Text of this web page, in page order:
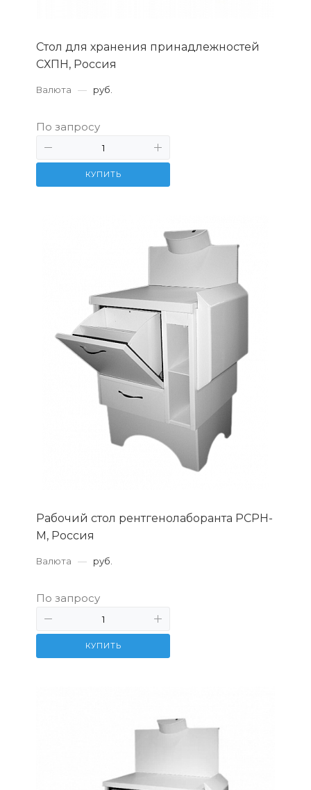
Стол для хранения принадлежностей
СХПН, Россия
Валюта — руб.
По запросу
КУПИТЬ
Рабочий стол рентгенолаборанта РСРН-
М, Россия
Валюта — руб.
По запросу
КУПИТЬ